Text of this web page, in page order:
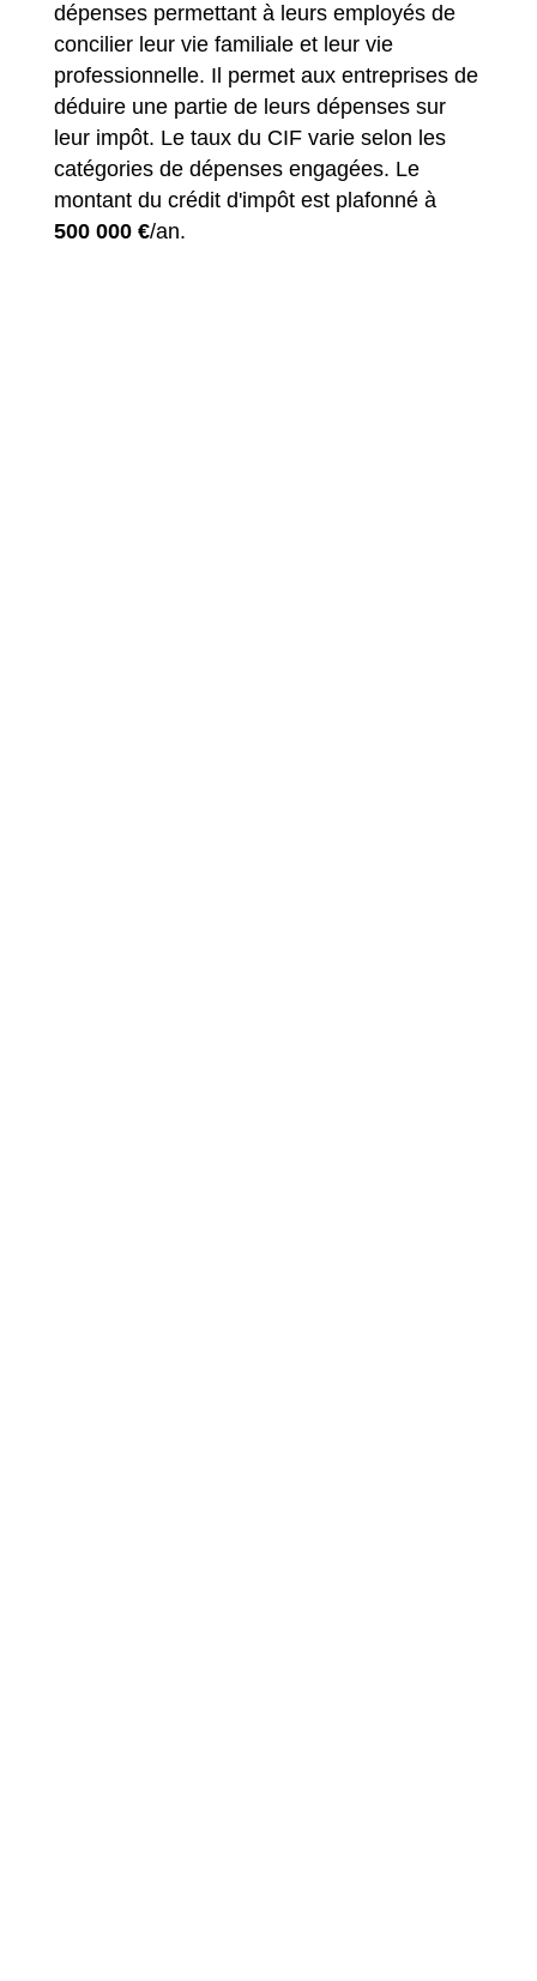
dépenses permettant à leurs employés de
concilier leur vie familiale et leur vie
professionnelle. Il permet aux entreprises de
déduire une partie de leurs dépenses sur
leur impôt. Le taux du CIF varie selon les
catégories de dépenses engagées. Le
montant du crédit d'impôt est plafonné à
500 000 €/an.